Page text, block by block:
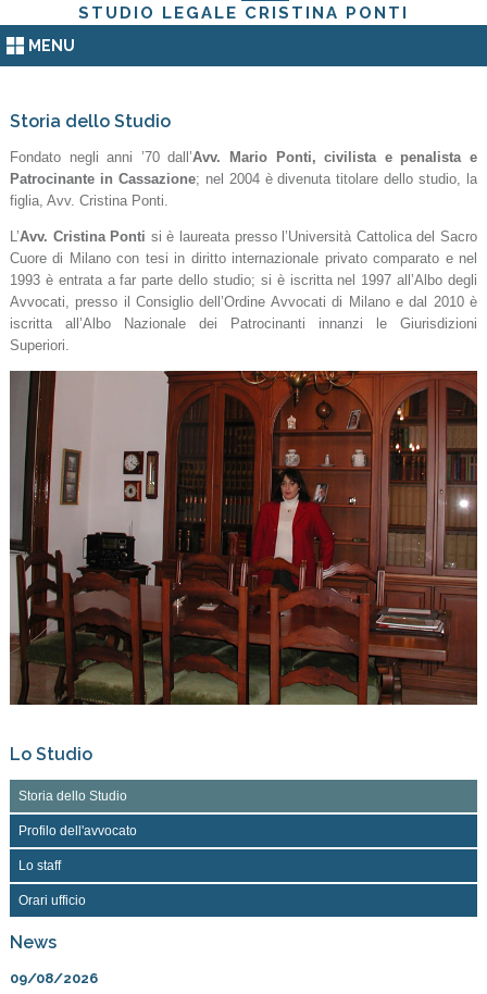
STUDIO LEGALE CRISTINA PONTI
MENU
Storia dello Studio
Fondato negli anni ’70 dall’Avv. Mario Ponti, civilista e penalista e
Patrocinante in Cassazione; nel 2004 è divenuta titolare dello studio, la
figlia, Avv. Cristina Ponti.
L’Avv. Cristina Ponti si è laureata presso l’Università Cattolica del Sacro
Cuore di Milano con tesi in diritto internazionale privato comparato e nel
1993 è entrata a far parte dello studio; si è iscritta nel 1997 all’Albo degli
Avvocati, presso il Consiglio dell’Ordine Avvocati di Milano e dal 2010 è
iscritta all’Albo Nazionale dei Patrocinanti innanzi le Giurisdizioni
Superiori.
Lo Studio
Storia dello Studio
Profilo dell'avvocato
Lo staff
Orari ufficio
News
09/08/2026